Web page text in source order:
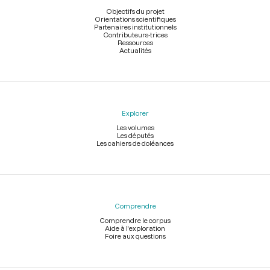
Objectifs du projet
Orientations scientifiques
Partenaires institutionnels
Contributeurs-trices
Ressources
Actualités
Explorer
Les volumes
Les députés
Les cahiers de doléances
Comprendre
Comprendre le corpus
Aide à l'exploration
Foire aux questions